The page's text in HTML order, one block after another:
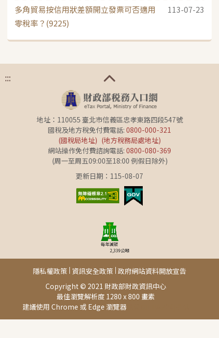
多角貿易按信用狀差額開立發票可否適用
零稅率？(9225)
113-07-23
:::
地址：110055 臺北市信義區忠孝東路四段547號
國稅及地方稅免付費電話: 0800-000-321
(國稅局地址) (地方稅務局處地址)
網站操作免付費諮詢電話: 0800-080-369
(周一至周五09:00至18:00 例假日除外)
更新日期：115-08-07
每年減碳
2,339公噸
Copyright © 2021 財政部財政資訊中心
最佳瀏覽解析度 1280 x 800 畫素
建議使用 Chrome 或 Edge 瀏覽器此頁面由[AP04]提供
隱私權政策 資訊安全政策 政府網站資料開放宣告